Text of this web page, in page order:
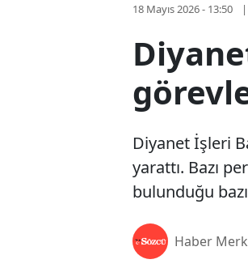
18 Mayıs 2026 - 13:50
Diyanet İşleri
yarattı. Bazı
bulunduğu
Haber